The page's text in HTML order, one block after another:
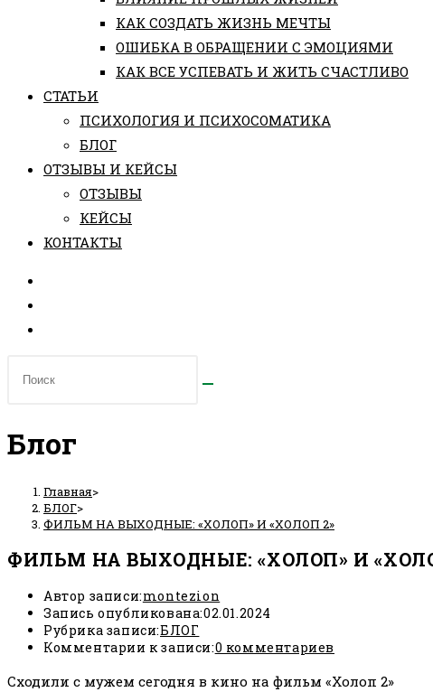
КАК СОЗДАТЬ ЖИЗНЬ МЕЧТЫ
ОШИБКА В ОБРАЩЕНИИ С ЭМОЦИЯМИ
КАК ВСЕ УСПЕВАТЬ И ЖИТЬ СЧАСТЛИВО
СТАТЬИ
ПCИХОЛОГИЯ И ПСИХОСОМАТИКА
БЛОГ
ОТЗЫВЫ И КЕЙСЫ
ОТЗЫВЫ
КЕЙСЫ
КОНТАКТЫ
Блог
Главная>
БЛОГ>
ФИЛЬМ НА ВЫХОДНЫЕ: «ХОЛОП» И «ХОЛОП 2»
ФИЛЬМ НА ВЫХОДНЫЕ: «ХОЛОП» И
Автор записи:montezion
Запись опубликована:02.01.2024
Рубрика записи:БЛОГ
Комментарии к записи:0 комментариев
Сходили с мужем сегодня в кино на фильм «Холоп 2»